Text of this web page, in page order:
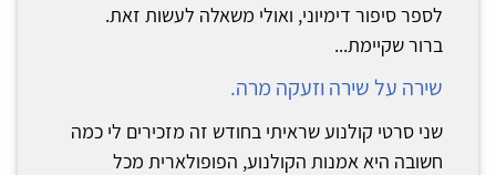
לספר סיפור דימיוני, ואולי משאלה לעשות זאת.
ברור שקיימת...
שירה על שירה וזעקה מרה.
שני סרטי קולנוע שראיתי בחודש זה מזכירים לי כמה
חשובה היא אמנות הקולנוע, הפופולארית מכל